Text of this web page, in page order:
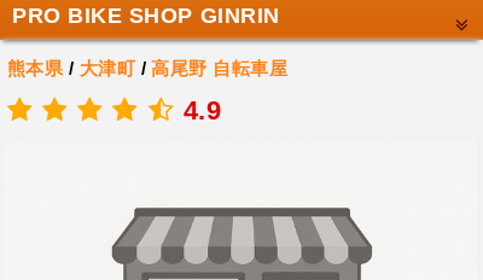
PRO BIKE SHOP GINRIN
熊本県 / 大津町/高尾野 自転車屋
4.9